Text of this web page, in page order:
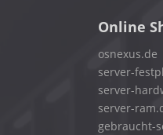
Online
osnexus.de
server-
server-
server-
gebraucht-